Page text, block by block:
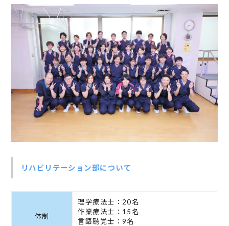
リハビリテーション部について
体制
理学療法士：20名
作業療法士：15名
言語聴覚士：9名